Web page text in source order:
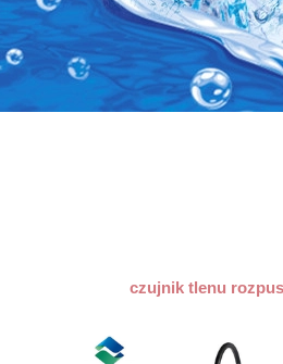
czujnik tlenu